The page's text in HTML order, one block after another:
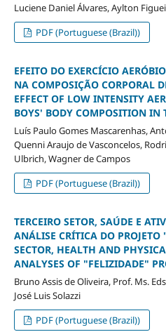
Luciene Daniel Álvares, Aylton
PDF (Portuguese (Brazil))
EFEITO DO EXERCÍCIO
NA COMPOSIÇÃO CORPORAL
EFFECT OF LOW INTENSITY
BOYS' BODY COMPOSITION IN
Luís Paulo Gomes Mascarenhas,
Quenni Araujo de Vasconcelos,
Ulbrich, Wagner de Campos
PDF (Portuguese (Brazil))
TERCEIRO SETOR, SAÚDE E
ANÁLISE CRÍTICA DO
SECTOR, HEALTH AND
ANALYSES OF "FELIZIDADE"
Bruno Assis de Oliveira, Prof. Ms.
José Luis Solazzi
PDF (Portuguese (Brazil))